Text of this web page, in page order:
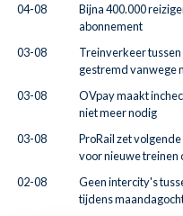
04-08
Bijna 400.000
abonnement
03-08
Treinverkeer
gestremd vanwege
03-08
OVpay maakt
niet meer nodig
03-08
ProRail zet
voor nieuwe treinen
02-08
Geen intercity's
tijdens